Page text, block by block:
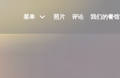
菜单 照片 评论 我们的餐馆